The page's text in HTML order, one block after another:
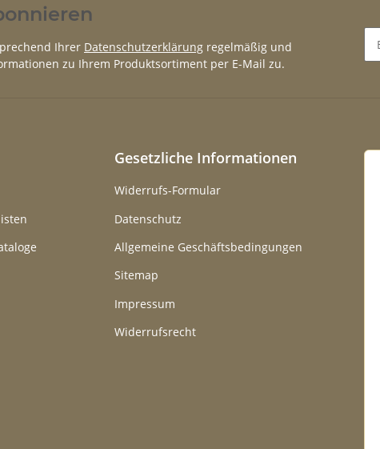
Ihrer Datenschutzerklärung regelmäßig und
zu Ihrem Produktsortiment per E-Mail zu.
Gesetzliche Informationen
Widerrufs-Formular
Datenschutz
Allgemeine Geschäftsbedingungen
Sitemap
Impressum
Widerrufsrecht